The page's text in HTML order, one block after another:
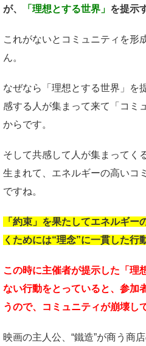
が、 「理想とする世界」 を提示
これがないとコミュニティを形
ん。
なぜなら「理想とする世界」を
感する人が集まって来て「コミ
からです。
そして共感して人が集まってく
生まれて、エネルギーの高いコ
ですね。
「約束」を果たしてエネルギー
くためには“理念”に一貫した行
この時に主催者が提示した「理
ない行動をとっていると、 参加
うので、
コミュニティが崩壊し
映画の主人公、“鐵造”が商う商